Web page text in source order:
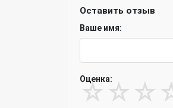
Оставить отзыв
Ваше имя:
Оценка:
☆ ☆ ☆